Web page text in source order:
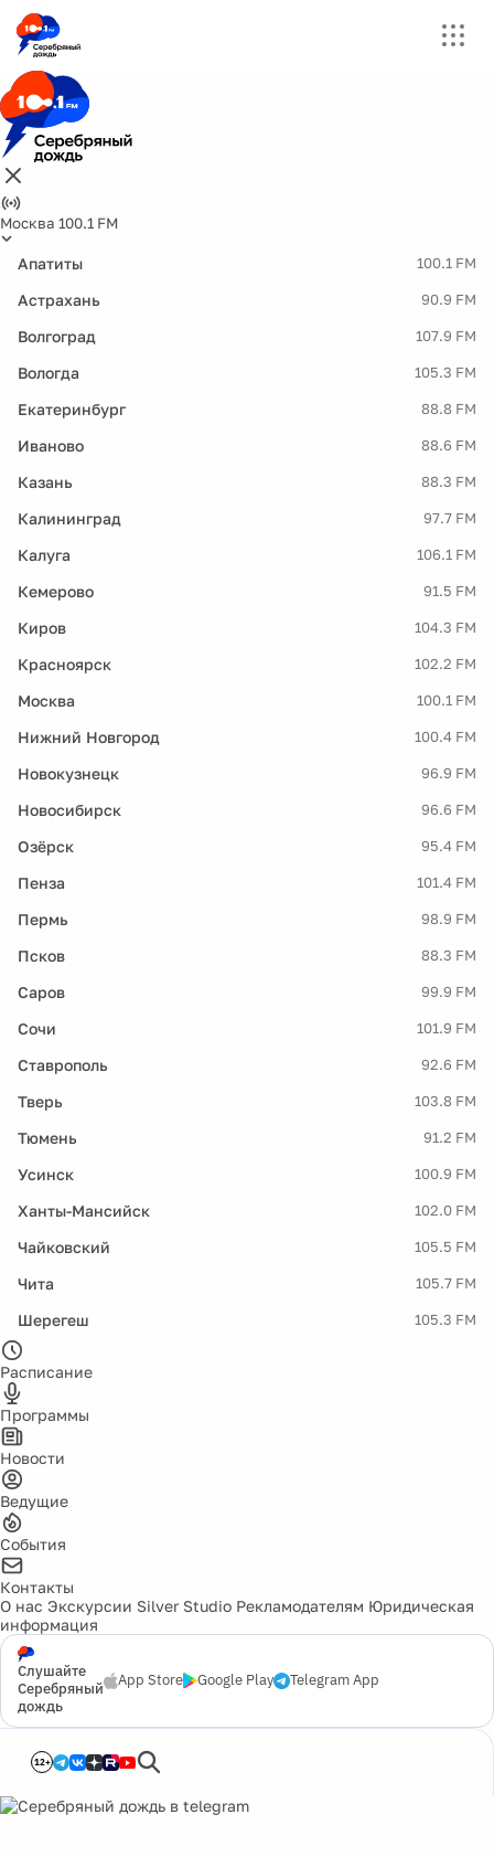
Москва 100.1 FM
Апатиты 100.1 FM
Астрахань 90.9 FM
Волгоград 107.9 FM
Вологда 105.3 FM
Екатеринбург 88.8 FM
Иваново 88.6 FM
Казань 88.3 FM
Калининград 97.7 FM
Калуга 106.1 FM
Кемерово 91.5 FM
Киров 104.3 FM
Красноярск 102.2 FM
Москва 100.1 FM
Нижний Новгород 100.4 FM
Новокузнецк 96.9 FM
Новосибирск 96.6 FM
Озёрск 95.4 FM
Пенза 101.4 FM
Пермь 98.9 FM
Псков 88.3 FM
Саров 99.9 FM
Сочи 101.9 FM
Ставрополь 92.6 FM
Тверь 103.8 FM
Тюмень 91.2 FM
Усинск 100.9 FM
Ханты-Мансийск 102.0 FM
Чайковский 105.5 FM
Чита 105.7 FM
Шерегеш 105.3 FM
Расписание
Программы
Новости
Ведущие
События
Контакты
О нас Экскурсии Silver Studio Рекламодателям Юридическая
информация
Слушайте
Серебряный
дождь
App Store Google Play Telegram App
12+